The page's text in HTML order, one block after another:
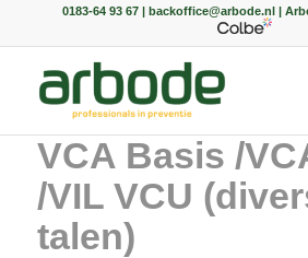
0183-64 93 67 | backoffice@arbode.nl |
VCA Basis /
/VIL VCU
talen)